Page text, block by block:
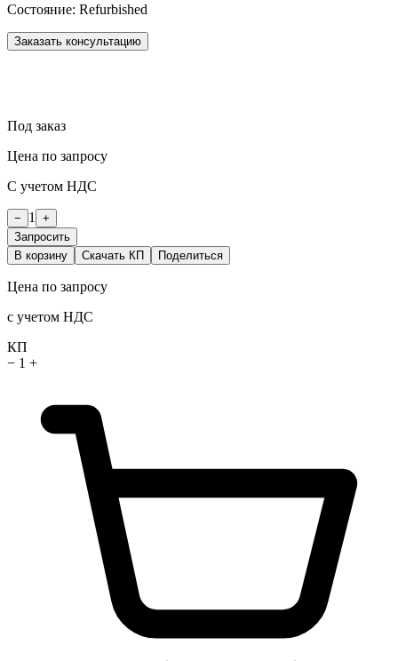
Состояние: Refurbished
Заказать консультацию
Под заказ
Цена по запросу
С учетом НДС
− 1
+
Запросить
В корзину
Скачать КП Поделиться
Цена по запросу
с учетом НДС
КП
− 1 +